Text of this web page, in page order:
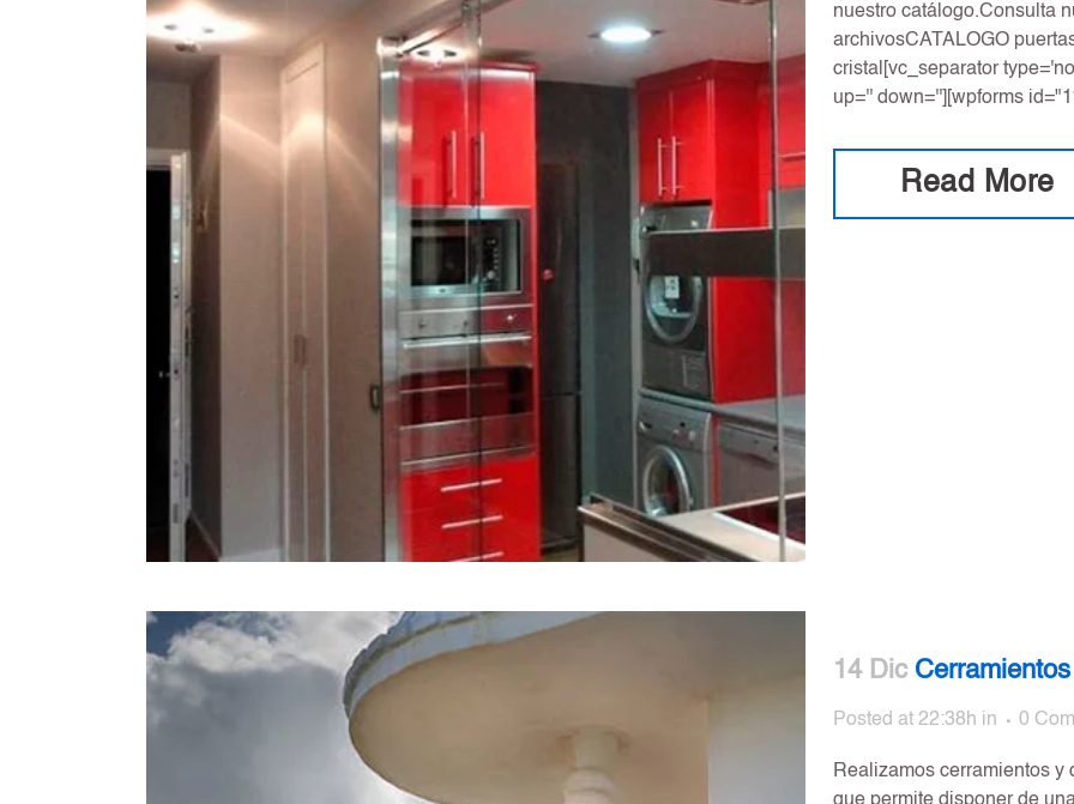
nuestro catálogo.Consulta
archivosCATALOGO
cristal[vc_separator
up='' down=''][wpforms
Read More
14 Dic
Posted at 22:38h in 0
Realizamos cerramientos y